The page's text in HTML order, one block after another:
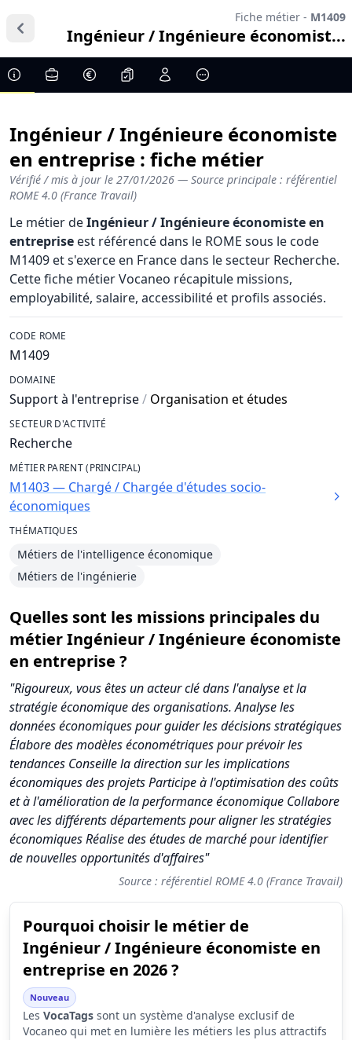
Fiche métier - M1409
Ingénieur / Ingénieure économist...
Ingénieur / Ingénieure économiste
en entreprise : fiche métier
Vérifié / mis à jour le 27/01/2026 — Source principale : référentiel
ROME 4.0 (France Travail)
Le métier deIngénieur / Ingénieure économiste en
entreprise est référencé dans le ROME sous le code
M1409 et s'exerce en France dans le secteur Recherche.
Cette fiche métier Vocaneo récapitule missions,
employabilité, salaire, accessibilité et profils associés.
CODE ROME
M1409
DOMAINE
Support à l'entreprise/ Organisation et études
SECTEUR D'ACTIVITÉ
Recherche
MÉTIER PARENT (PRINCIPAL)
M1403 — Chargé / Chargée d'études socio-
économiques
THÉMATIQUES
Métiers de l'intelligence économique
Métiers de l'ingénierie
Quelles sont les missions principales du
métier Ingénieur / Ingénieure économiste
en entreprise ?
"Rigoureux, vous êtes un acteur clé dans l'analyse et la
stratégie économique des organisations. Analyse les
données économiques pour guider les décisions stratégiques
Élabore des modèles économétriques pour prévoir les
tendances Conseille la direction sur les implications
économiques des projets Participe à l'optimisation des coûts
et à l'amélioration de la performance économique Collabore
avec les différents départements pour aligner les stratégies
économiques Réalise des études de marché pour identifier
de nouvelles opportunités d'affaires"
Source : référentiel ROME 4.0 (France Travail)
Pourquoi choisir le métier de
Ingénieur / Ingénieure économiste en
entreprise en 2026 ?
Nouveau
Les VocaTags sont un système d'analyse exclusif de
Vocaneo qui met en lumière les métiers les plus attractifs
Synthèse des scores du métier Ingénieur / Ingénieure
Indicateur
Score (sur 10)
Tension du marché
2.8